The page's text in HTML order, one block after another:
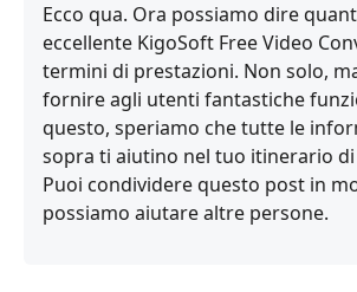
Ecco qua. Ora possiamo dire
eccellente KigoSoft Free Video
termini di prestazioni. Non solo,
fornire agli utenti fantastiche
questo, speriamo che tutte le
sopra ti aiutino nel tuo itinerario
Puoi condividere questo post in
possiamo aiutare altre persone.